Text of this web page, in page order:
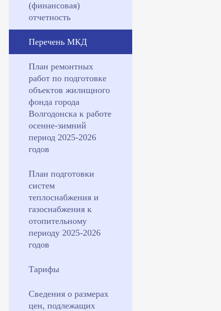
(финансовая)
отчетность
Перечень МКД
План ремонтных
работ по подготовке
объектов жилищного
фонда города
Волгодонска к работе
осенне-зимний
период 2025-2026
годов
План подготовки
систем
теплоснабжения и
газоснабжения к
отопительному
периоду 2025-2026
годов
Тарифы
Сведения о размерах
цен, подлежащих